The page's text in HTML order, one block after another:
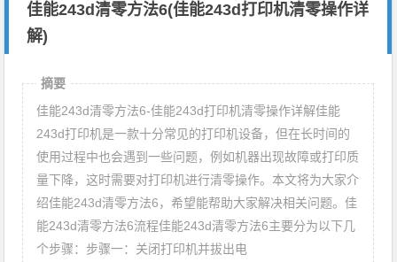
佳能243d清零方法6(佳能243d打印机清零操作详
解)
摘要
佳能243d清零方法6-佳能243d打印机清零操作详解佳能
243d打印机是一款十分常见的打印机设备，但在长时间的
使用过程中也会遇到一些问题，例如机器出现故障或打印质
量下降，这时需要对打印机进行清零操作。本文将为大家介
绍佳能243d清零方法6，希望能帮助大家解决相关问题。佳
能243d清零方法6流程佳能243d清零方法6主要分为以下几
个步骤：步骤一：关闭打印机并拔出电